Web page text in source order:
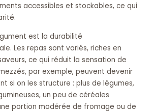
accessibles et stockables, ce qui
est la durabilité
Les repas sont variés, riches en
ce qui réduit la sensation de
par exemple, peuvent devenir
si on les structure : plus de légumes,
un peu de céréales
portion modérée de fromage ou de